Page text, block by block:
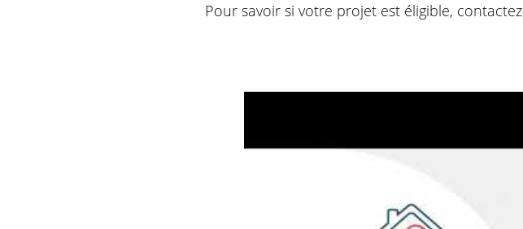
Pour savoir si votre projet est éligible, contactez